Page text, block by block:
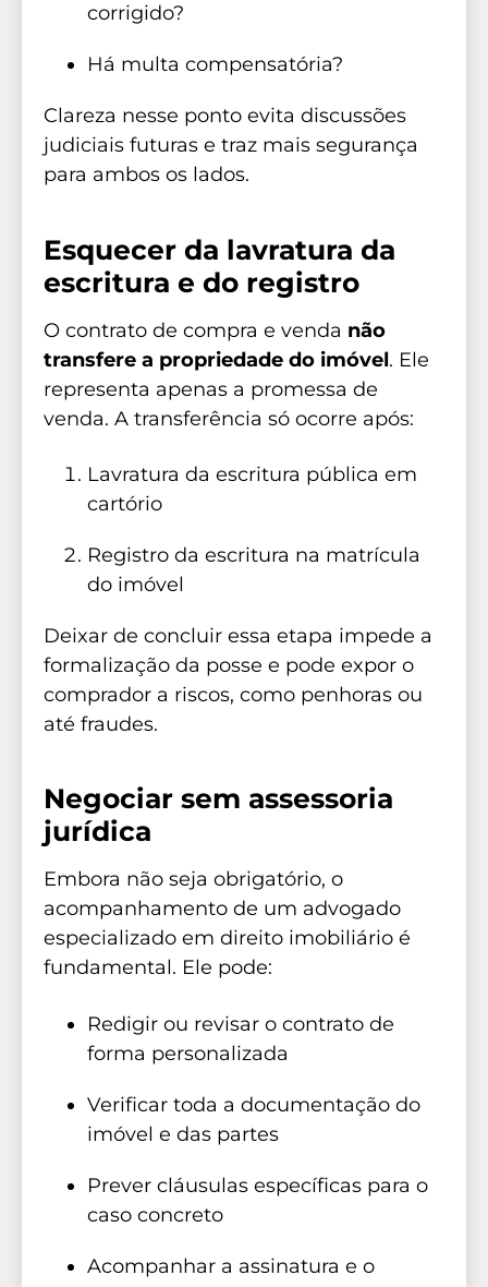
corrigido?
Há multa compensatória?
Clareza nesse ponto evita discussões
judiciais futuras e traz mais segurança
para ambos os lados.
Esquecer da lavratura da
escritura e do registro
O contrato de compra e venda não
transfere a propriedade do imóvel. Ele
representa apenas a promessa de
venda. A transferência só ocorre após:
Lavratura da escritura pública em
cartório
Registro da escritura na matrícula
do imóvel
Deixar de concluir essa etapa impede a
formalização da posse e pode expor o
comprador a riscos, como penhoras ou
até fraudes.
Negociar sem assessoria
jurídica
Embora não seja obrigatório, o
acompanhamento de um advogado
especializado em direito imobiliário é
fundamental. Ele pode:
Redigir ou revisar o contrato de
forma personalizada
Verificar toda a documentação do
imóvel e das partes
Prever cláusulas específicas para o
caso concreto
Acompanhar a assinatura e o